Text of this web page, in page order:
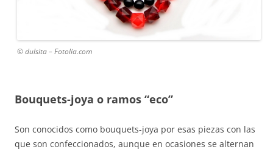
© dulsita – Fotolia.com
Bouquets-joya o ramos “eco”
Son conocidos como bouquets-joya por esas piezas con las
que son confeccionados, aunque en ocasiones se alternan